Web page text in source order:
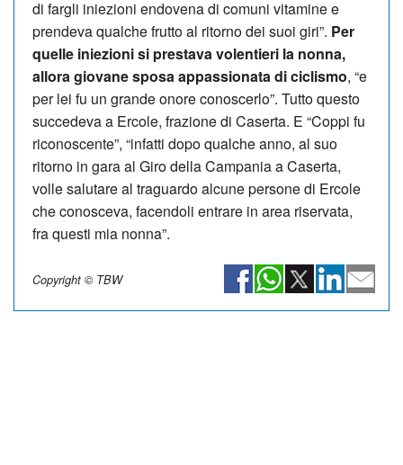
di fargli iniezioni endovena di comuni vitamine e
prendeva qualche frutto al ritorno dei suoi giri”. Per
quelle iniezioni si prestava volentieri la nonna,
allora giovane sposa appassionata di ciclismo, “e
per lei fu un grande onore conoscerlo”. Tutto questo
succedeva a Ercole, frazione di Caserta. E “Coppi fu
riconoscente”, “infatti dopo qualche anno, al suo
ritorno in gara al Giro della Campania a Caserta,
volle salutare al traguardo alcune persone di Ercole
che conosceva, facendoli entrare in area riservata,
fra questi mia nonna”.
Copyright © TBW